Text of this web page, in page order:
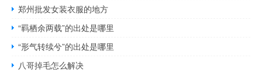
郑州批发女装衣服的地方
“羁栖余两载”的出处是哪里
“形气转续兮”的出处是哪里
八哥掉毛怎么解决